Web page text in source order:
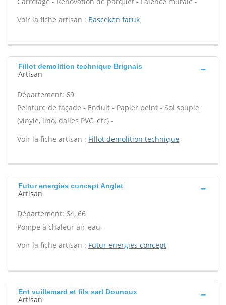
Voir la fiche artisan : Basceken faruk
Fillot demolition technique Brignais
Artisan
Département: 69
Peinture de façade - Enduit - Papier peint - Sol souple
(vinyle, lino, dalles PVC, etc) -
Voir la fiche artisan : Fillot demolition technique
Futur energies concept Anglet
Artisan
Département: 64, 66
Pompe à chaleur air-eau -
Voir la fiche artisan : Futur energies concept
Ent vuillemard et fils sarl Dounoux
Artisan